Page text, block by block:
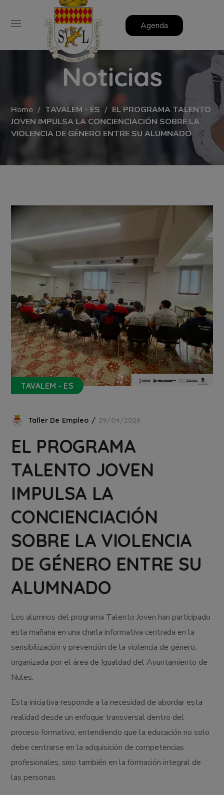
Agenda
Noticias
Home TAVALEM - ES
EL PROGRAMA TALENTO
JOVEN IMPULSA LA CONCIENCIACIÓN SOBRE LA
VIOLENCIA DE GÉNERO ENTRE SU ALUMNADO
TAVALEM - ES
Taller De Empleo 29/04/2026
EL PROGRAMA
TALENTO JOVEN
IMPULSA LA
CONCIENCIACIÓN
SOBRE LA VIOLENCIA
DE GÉNERO ENTRE SU
ALUMNADO
Los alumnos del programa Talento Joven han participado
esta mañana en una charla informativa centrada en la
sensibilización y prevención de la violencia de género,
organizada por el área de Igualdad del Ayuntamiento de
Nules.
Esta iniciativa responde a la necesidad de abordar esta
realidad desde un enfoque transversal dentro del
proceso formativo, entendiendo que la educación no solo
debe centrarse en la adquisición de competencias
profesionales, sino también en la formación integral de
las personas.